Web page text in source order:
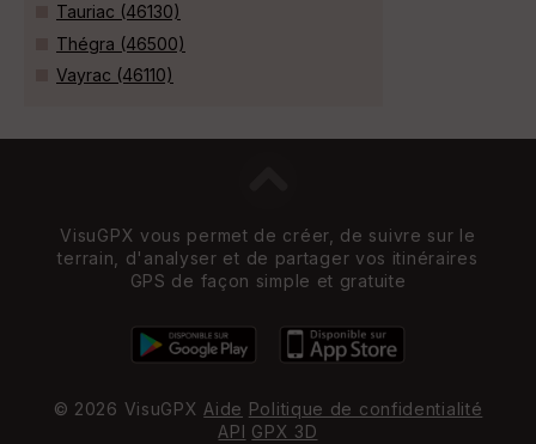
Tauriac (46130)
Thégra (46500)
Vayrac (46110)
VisuGPX vous permet de créer, de suivre sur le
terrain, d'analyser et de partager vos itinéraires
GPS de façon simple et gratuite
© 2026 VisuGPXAide Politique de confidentialité
API GPX 3D